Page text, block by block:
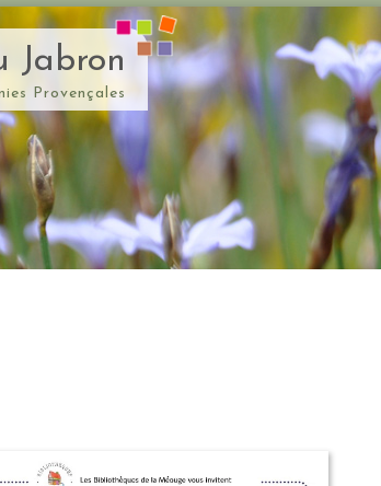
Jabron
Provençales